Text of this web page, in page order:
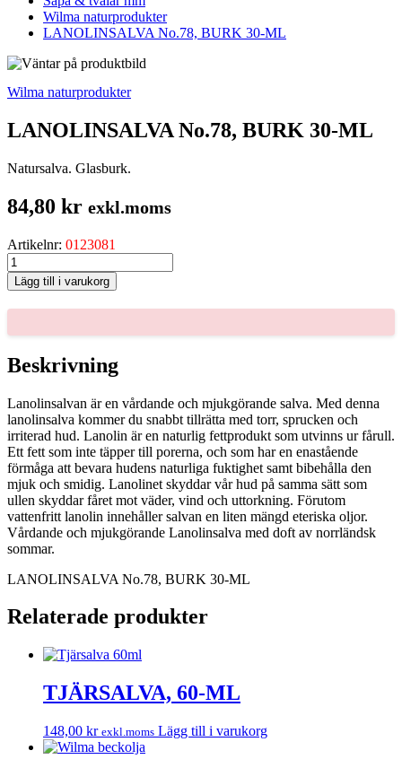
Wilma naturprodukter
LANOLINSALVA No.78, BURK 30-ML
Wilma naturprodukter
LANOLINSALVA No.78, BURK 30-ML
Natursalva. Glasburk.
84,80 kr exkl.moms
Artikelnr: 0123081
LANOLINSALVA
No.78,
BURK
30-
mängd
Lägg till i varukorg
Beskrivning
Lanolinsalvan är en vårdande och mjukgörande salva. Med denna
lanolinsalva kommer du snabbt tillrätta med torr, sprucken och
irriterad hud. Lanolin är en naturlig fettprodukt som utvinns ur fårull.
Ett fett som inte täpper till porerna, och som har en enastående
förmåga att bevara hudens naturliga fuktighet samt bibehålla den
mjuk och smidig. Lanolinet skyddar vår hud på samma sätt som
ullen skyddar fåret mot väder, vind och uttorkning. Förutom
vattenfritt lanolin innehåller salvan en liten mängd eteriska oljor.
Vårdande och mjukgörande Lanolinsalva med doft av norrländsk
sommar.
LANOLINSALVA No.78, BURK 30-ML
Relaterade produkter
TJÄRSALVA, 60-ML
148,00 kr exkl.moms Lägg till i varukorg